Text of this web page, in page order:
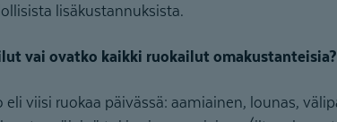
lisäkustannuksista.
vai ovatko kaikki ruokailut omakustanteisia?
viisi ruokaa päivässä: aamiainen, lounas,